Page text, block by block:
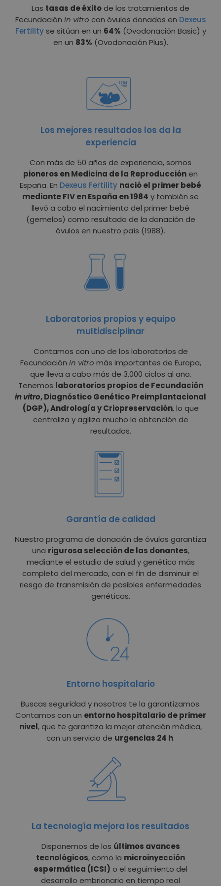
Las tasas de éxitode los tratamientos de
Fecundación in vitro con óvulos donados en Dexeus
Fertilityse sitúan en un 64% (Ovodonación Basic) y
en un 83% (Ovodonación Plus).
Los mejores resultados los da la
experiencia
Con más de 50 años de experiencia, somos
pioneros en Medicina de la Reproducción en
España. En Dexeus Fertility nació el primer bebé
mediante FIV en España en 1984 y también se
llevó a cabo el nacimiento del primer bebé
(gemelos) como resultado de la donación de
óvulos en nuestro país (1988).
Laboratorios propios y equipo
multidisciplinar
Contamos con uno de los laboratorios de
Fecundación in vitro más importantes de Europa,
que lleva a cabo más de 3.000 ciclos al año.
Tenemos laboratorios propios de Fecundación
in vitro, Diagnóstico Genético Preimplantacional
(DGP), Andrología y Criopreservación, lo que
centraliza y agiliza mucho la obtención de
resultados.
Garantía de calidad
Nuestro programa de donación de óvulos garantiza
una rigurosa selección de las donantes,
mediante el estudio de salud y genético más
completo del mercado, con el fin de disminuir el
riesgo de transmisión de posibles enfermedades
genéticas.
Entorno hospitalario
Buscas seguridad y nosotros te la garantizamos.
Contamos con un entorno hospitalario de primer
nivel, que te garantiza la mejor atención médica,
con un servicio de urgencias 24 h.
La tecnología mejora los resultados
Disponemos de los últimos avances
tecnológicos, como la microinyección
espermática (ICSI) o el seguimiento del
desarrollo embrionario en tiempo real